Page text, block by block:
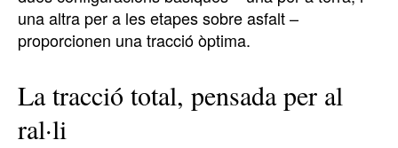
una altra per a les etapes sobre asfalt –
proporcionen una tracció òptima.
La tracció total, pensada per al
ral·li